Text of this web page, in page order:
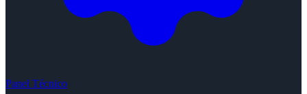
Panel Técnico